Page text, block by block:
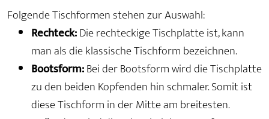
Folgende Tischformen stehen zur Auswahl:
Rechteck:Die rechteckige Tischplatte ist, kann
man als die klassische Tischform bezeichnen.
Bootsform:Bei der Bootsform wird die Tischplatte
zu den beiden Kopfenden hin schmaler. Somit ist
diese Tischform in der Mitte am breitesten.